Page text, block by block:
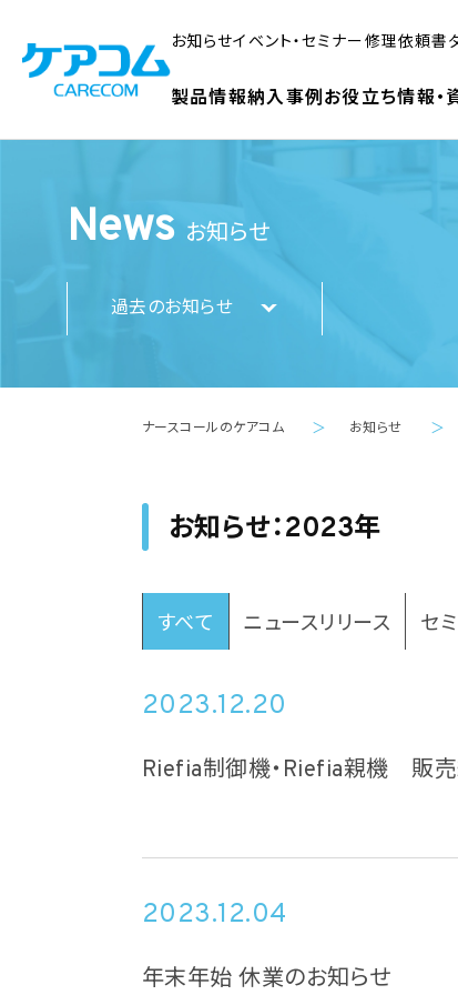
お知らせイベント・セミナー修理依頼書
製品情報納入事例お役立ち情報・
News お知らせ
過去のお知らせ
ナースコールのケアコム ＞ お知らせ ＞
お知らせ：2023年
すべて ニュースリリース セ
2023.12.20
Riefia制御機・Riefia親機 販売
2023.12.04
年末年始 休業のお知らせ